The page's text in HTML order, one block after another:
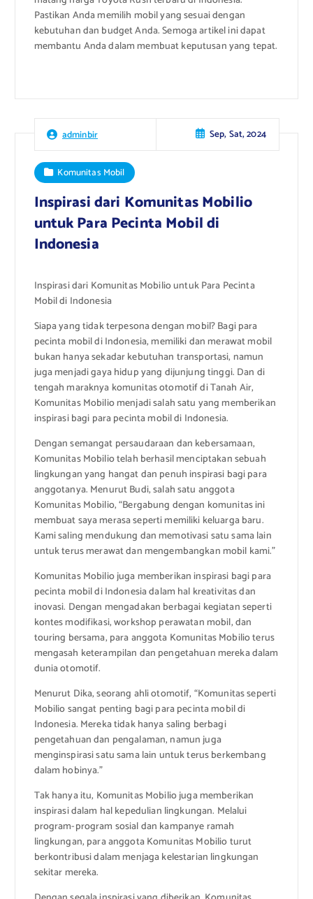
Pastikan Anda memilih mobil yang sesuai dengan
kebutuhan dan budget Anda. Semoga artikel ini dapat
membantu Anda dalam membuat keputusan yang tepat.
adminbir Sep, Sat, 2024
Komunitas Mobil
Inspirasi dari Komunitas Mobilio
untuk Para Pecinta Mobil di
Indonesia
Inspirasi dari Komunitas Mobilio untuk Para Pecinta
Mobil di Indonesia
Siapa yang tidak terpesona dengan mobil? Bagi para
pecinta mobil di Indonesia, memiliki dan merawat mobil
bukan hanya sekadar kebutuhan transportasi, namun
juga menjadi gaya hidup yang dijunjung tinggi. Dan di
tengah maraknya komunitas otomotif di Tanah Air,
Komunitas Mobilio menjadi salah satu yang memberikan
inspirasi bagi para pecinta mobil di Indonesia.
Dengan semangat persaudaraan dan kebersamaan,
Komunitas Mobilio telah berhasil menciptakan sebuah
lingkungan yang hangat dan penuh inspirasi bagi para
anggotanya. Menurut Budi, salah satu anggota
Komunitas Mobilio, “Bergabung dengan komunitas ini
membuat saya merasa seperti memiliki keluarga baru.
Kami saling mendukung dan memotivasi satu sama lain
untuk terus merawat dan mengembangkan mobil kami.”
Komunitas Mobilio juga memberikan inspirasi bagi para
pecinta mobil di Indonesia dalam hal kreativitas dan
inovasi. Dengan mengadakan berbagai kegiatan seperti
kontes modifikasi, workshop perawatan mobil, dan
touring bersama, para anggota Komunitas Mobilio terus
mengasah keterampilan dan pengetahuan mereka dalam
dunia otomotif.
Menurut Dika, seorang ahli otomotif, “Komunitas seperti
Mobilio sangat penting bagi para pecinta mobil di
Indonesia. Mereka tidak hanya saling berbagi
pengetahuan dan pengalaman, namun juga
menginspirasi satu sama lain untuk terus berkembang
dalam hobinya.”
Tak hanya itu, Komunitas Mobilio juga memberikan
inspirasi dalam hal kepedulian lingkungan. Melalui
program-program sosial dan kampanye ramah
lingkungan, para anggota Komunitas Mobilio turut
berkontribusi dalam menjaga kelestarian lingkungan
sekitar mereka.